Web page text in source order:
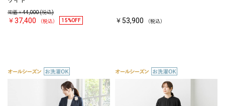
定価￥44,000(税込)
￥37,400 （税込） 15%OFF ￥53,900 （税込）